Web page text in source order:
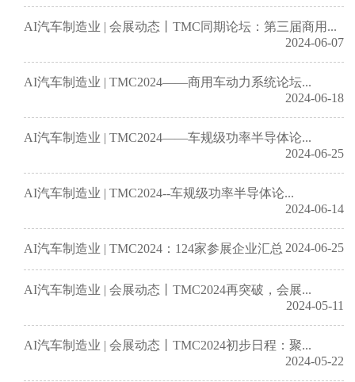
AI汽车制造业 | 会展动态丨TMC同期论坛：第三届商用...
2024-06-07
AI汽车制造业 | TMC2024——商用车动力系统论坛...
2024-06-18
AI汽车制造业 | TMC2024——车规级功率半导体论...
2024-06-25
AI汽车制造业 | TMC2024--车规级功率半导体论...
2024-06-14
AI汽车制造业 | TMC2024：124家参展企业汇总 2024-06-25
AI汽车制造业 | 会展动态丨TMC2024再突破，会展...
2024-05-11
AI汽车制造业 | 会展动态丨TMC2024初步日程：聚...
2024-05-22